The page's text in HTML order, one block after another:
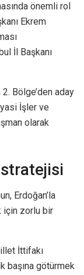
önemli rol
Ekrem
İl Başkanı
Bölge’den aday
İşler ve
olarak
Erdoğan’la
için zorlu bir
İttifakı
başına götürmek